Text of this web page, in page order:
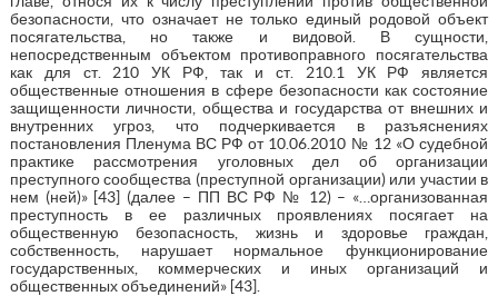
безопасности, что означает не только единый родовой объект
посягательства, но также и видовой. В сущности,
непосредственным объектом противоправного посягательства
как для ст. 210 УК РФ, так и ст. 210.1 УК РФ является
общественные отношения в сфере безопасности как состояние
защищенности личности, общества и государства от внешних и
внутренних угроз, что подчеркивается в разъяснениях
постановления Пленума ВС РФ от 10.06.2010 № 12 «О судебной
практике рассмотрения уголовных дел об организации
преступного сообщества (преступной организации) или участии в
нем (ней)» [43] (далее – ПП ВС РФ № 12) – «…организованная
преступность в ее различных проявлениях посягает на
общественную безопасность, жизнь и здоровье граждан,
собственность, нарушает нормальное функционирование
государственных, коммерческих и иных организаций и
общественных объединений» [43].